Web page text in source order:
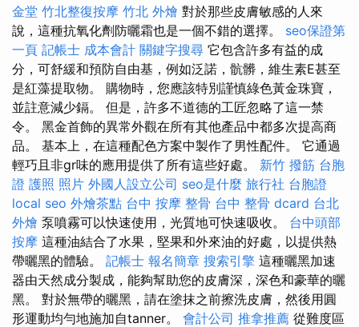
金堂 竹北整復按摩 竹北 外燴 對於那些皮膚敏感的人來
說，這種抗氧化劑防曬霜也是一個不錯的選擇。 seo保證第
一頁 記帳士 成本會計 關鍵字搜尋 它包含許多有益的成
分，可舒緩和預防自由基，例如泛諾，骯髒，維生素E甚至
是紅藻提取物。 購物時，您應該特別謹慎綠色黃金珠寶，
並註意減少鎘。 但是，許多不道德的工匠忽略了這一禁
令。 黑金首飾的異常外觀在所有其他產品中都多次提高商
品。 基本上，在這種配色方案中製作了男性配件。 它通過
輕巧且非gr味的應用提供了所有這些好處。 新竹 撥筋 台胞
證 護照 照片 外國人設立公司 seo是什麼 旅行社 台胞證
local seo 外燴茶點 台中 按摩 整骨 台中 整骨 dcard 台北
外燴 泵噴霧可以快速使用，光質地可快速吸收。 台中頭部
按摩 這種油結合了水果，堅果和外來油的好處，以提供熱
帶曬黑的體驗。 記帳士 報名簡章 搜索引擎 這種曬黑加速
器由天然成分製成，能夠幫助您的皮膚深，深色和豪華的曬
黑。 對於無帶的曬黑，請在塗抹之前擦洗皮膚，然後用圓
形運動均勻地施加自tanner。 會計公司 推拿推薦 從難度區